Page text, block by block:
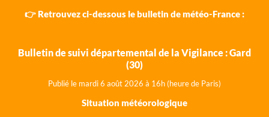
👉 Retrouvez ci-dessous le bulletin de météo-France :
Bulletin de suivi départemental de la Vigilance : Gard
(30)
Publié le mardi 6 août 2026 à 16h (heure de Paris)
Situation météorologique